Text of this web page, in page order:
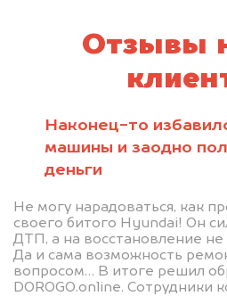
Отзывы
Наконец-то
машины и заодно
деньги
Не могу нарадоваться, как
своего битого Hyundai! Он
ДТП, а на восстановление не
Да и сама возможность
вопросом… В итоге решил
DOROGO.online. Сотрудники